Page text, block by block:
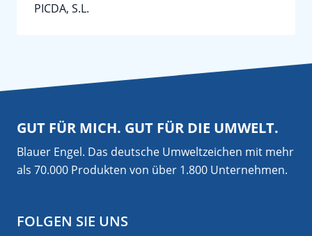
PICDA, S.L.
GUT FÜR MICH. GUT FÜR DIE UMWELT.
Blauer Engel. Das deutsche Umweltzeichen mit mehr
als 70.000 Produkten von über 1.800 Unternehmen.
FOLGEN SIE UNS